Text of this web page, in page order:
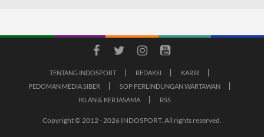
TENTANG INDOSPORT REDAKSI
KARIR
PEDOMAN MEDIA SIBER
SOP PERLINDUNGAN WARTAWAN
IKLAN & KERJASAMA
RSS
Copyright © 2012 - 2026 INDOSPORT. All rights reserved.